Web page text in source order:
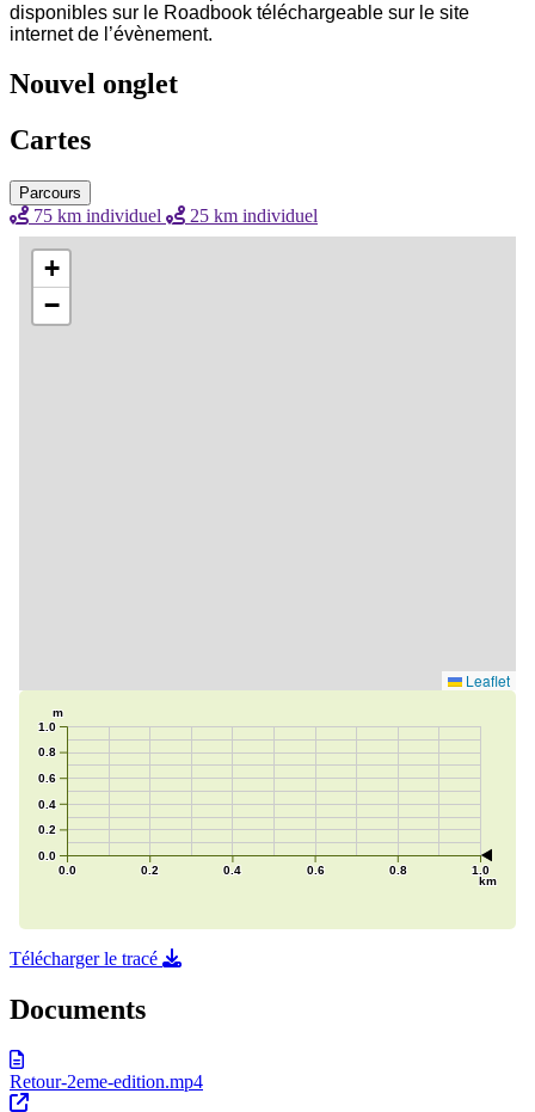
disponibles sur le Roadbook téléchargeable sur le site
internet de l’évènement.
Nouvel onglet
Cartes
Parcours
75 km individuel 25 km individuel
Télécharger le tracé
Documents
Retour-2eme-edition.mp4